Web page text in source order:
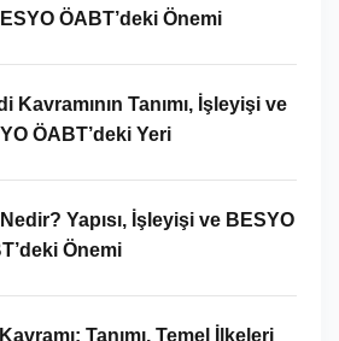
ÖABT’deki Önemi
Kavramının Tanımı, İşleyişi ve
ÖABT’deki Yeri
Yapısı, İşleyişi ve BESYO
Önemi
Tanımı, Temel İlkeleri